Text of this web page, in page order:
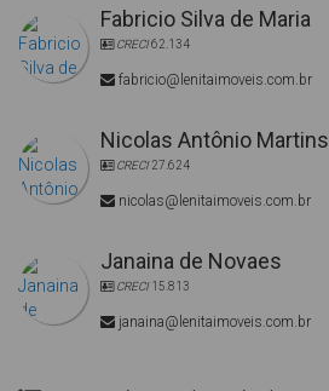
Fabricio Silva de Maria
CRECI62.134
fabricio@lenitaimoveis.com.br
Nicolas Antônio Martins
CRECI27.624
nicolas@lenitaimoveis.com.br
Janaina de Novaes
CRECI15.813
janaina@lenitaimoveis.com.br